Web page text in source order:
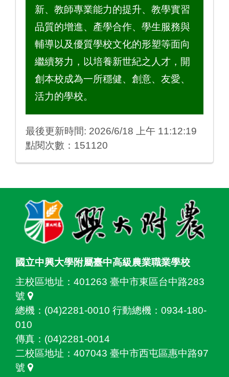
新、教師專業能力的提升、教學實習
品質的增進、產學合作、學生服務與
輔導以及優質學校文化的形塑等面向
繼續努力，以培養新世紀之人才，開
創本校成為一所穩健、創意、友愛、
活力的學校。
最後更新時間: 2026/6/18 上午 11:12:19
點閱次數：151120
國立中興大學附屬臺中高級農業職業學校
主校區地址： 401263 臺中市東區台中路283
號
總機：(04)2281-0010 行動總機：0934-180-
010
傳真：(04)2281-0014
二校區地址： 407043 臺中市西屯區惠中路97
號